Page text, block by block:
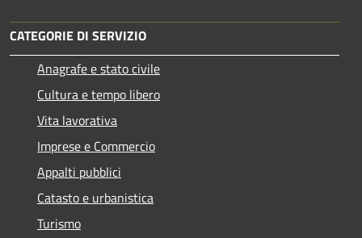
CATEGORIE DI SERVIZIO
Anagrafe e stato civile
Cultura e tempo libero
Vita lavorativa
Imprese e Commercio
Appalti pubblici
Catasto e urbanistica
Turismo